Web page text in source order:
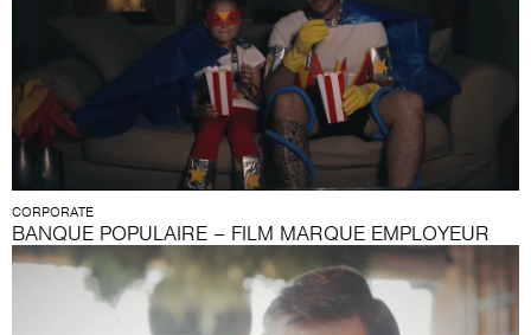
CORPORATE
BANQUE POPULAIRE – FILM MARQUE EMPLOYEUR